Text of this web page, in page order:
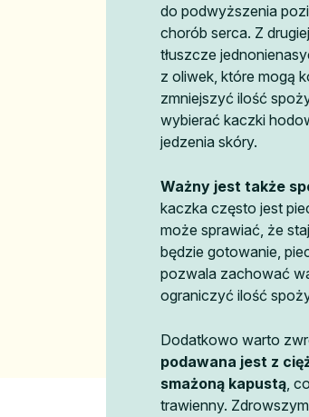
do podwyższenia
chorób serca. Z
tłuszcze
z oliwek, które mogą
zmniejszyć ilość
wybierać kaczki
jedzenia skóry.
Ważny jest także
kaczka często jest
może sprawiać, że
będzie gotowanie,
pozwala zachować
ograniczyć ilość
Dodatkowo warto
podawana jest z
smażoną kapustą,
trawienny.